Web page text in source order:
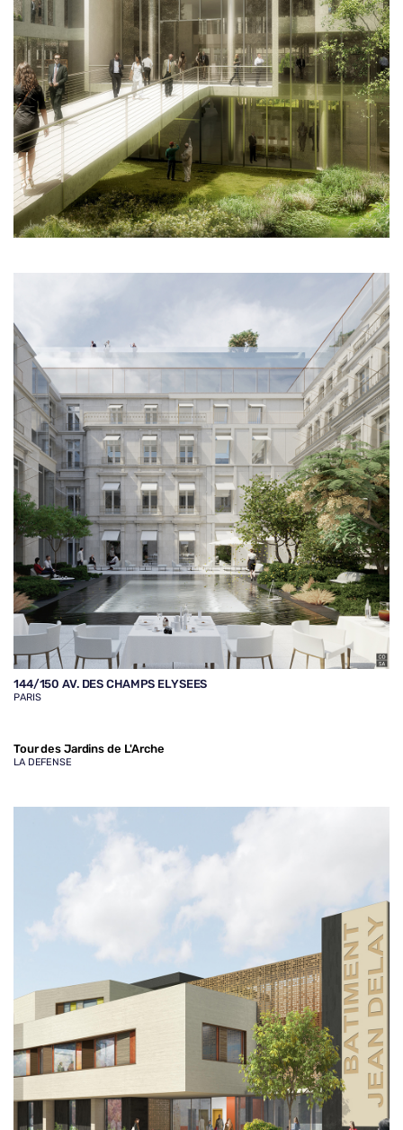
144/150 AV. DES CHAMPS ELYSEES
PARIS
Tour des Jardins de L'Arche
LA DEFENSE